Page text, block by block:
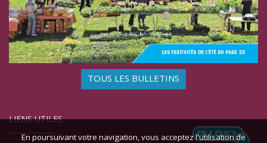
TOUS LES BULLETINS
LIENS UTILES
En poursuivant votre navigation, vous acceptez l'utilisation de